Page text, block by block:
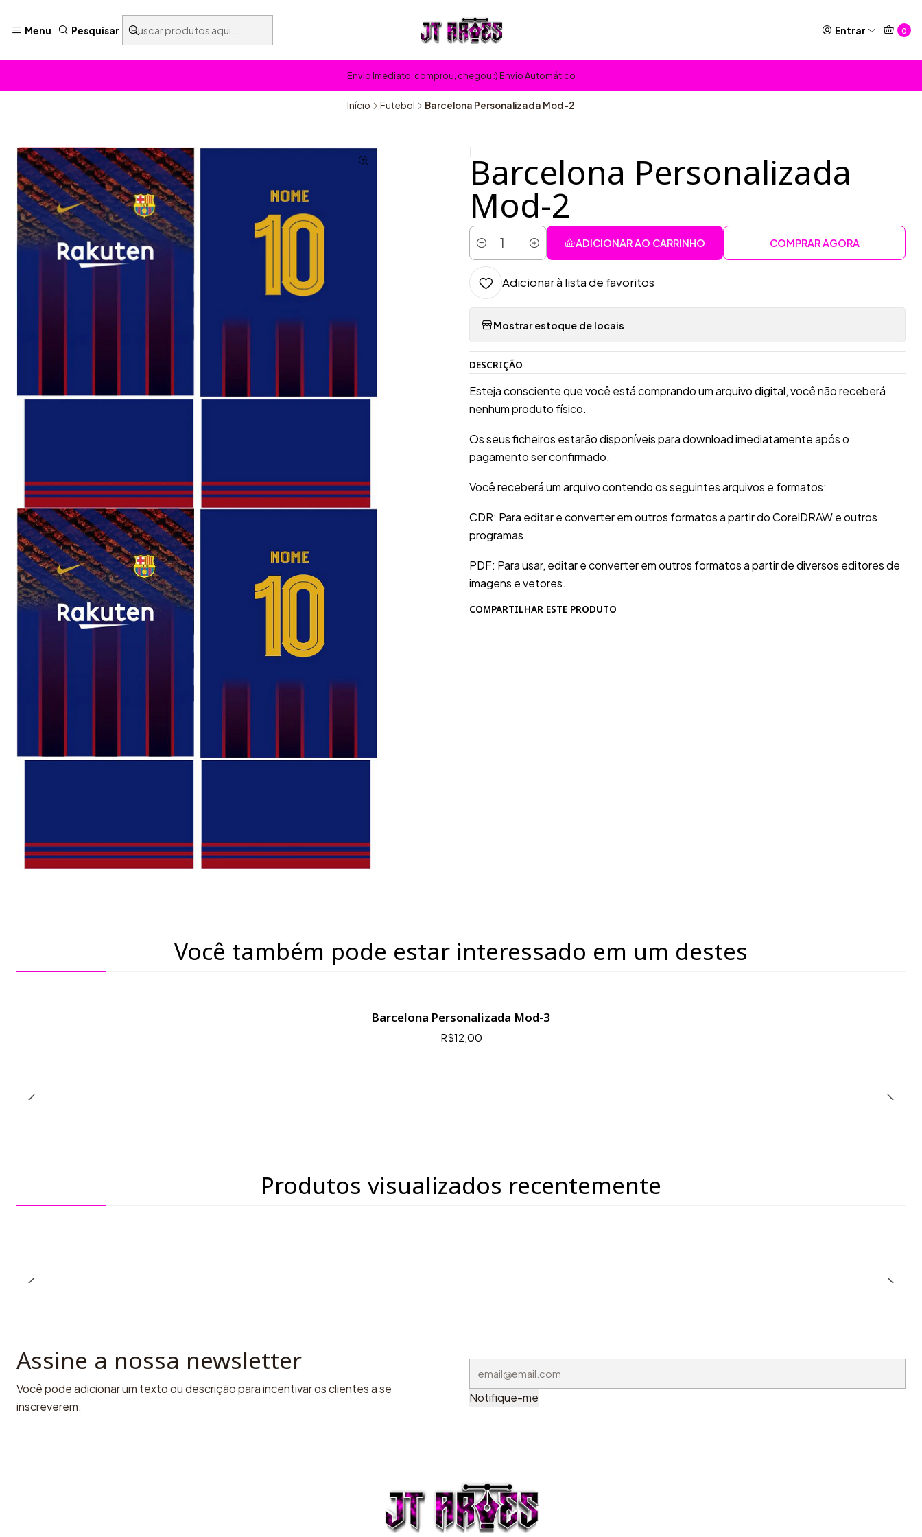
Menu Pesquisar Entrar 0
Envio Imediato, comprou, chegou :) Envio Automático
Início Futebol Barcelona Personalizada Mod-2
Barcelona Personalizada
Mod-2
Quantidade
ADICIONAR AO CARRINHO COMPRAR AGORA
Adicionar à lista de favoritos
Mostrar estoque de locais
DESCRIÇÃO
Esteja consciente que você está comprando um arquivo digital, você não receberá
nenhum produto físico.
Os seus ficheiros estarão disponíveis para download imediatamente após o
pagamento ser confirmado.
Você receberá um arquivo contendo os seguintes arquivos e formatos:
CDR: Para editar e converter em outros formatos a partir do CorelDRAW e outros
programas.
PDF: Para usar, editar e converter em outros formatos a partir de diversos editores de
imagens e vetores.
COMPARTILHAR ESTE PRODUTO
Você também pode estar interessado em um destes
Barcelona Personalizada Mod-3
R$12,00
Produtos visualizados recentemente
Assine a nossa newsletter
Você pode adicionar um texto ou descrição para incentivar os clientes a se
inscreverem.
Notifique-me